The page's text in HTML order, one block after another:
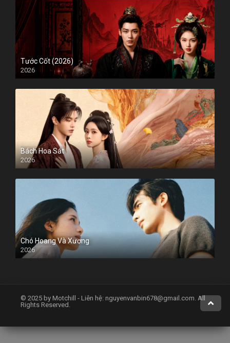
Tước Cốt (2026)
2026
Bách Hoa Sát
2026
Chó Hoang Và Xương
2026
© 2025 by Motchill - Liên hệ: nguyenvanbin678@gmail.com. All
Rights Reserved.